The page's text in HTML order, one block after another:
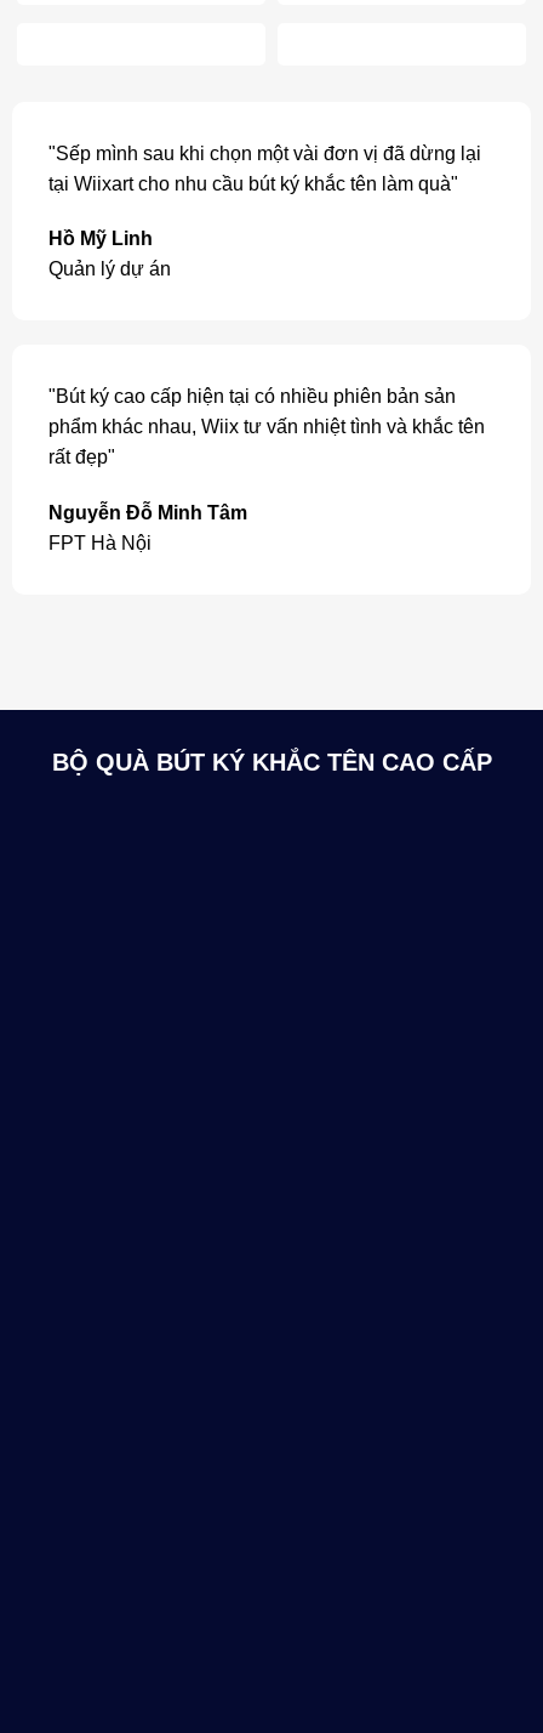
"Sếp mình sau khi chọn một vài đơn vị đã dừng lại
tại Wiixart cho nhu cầu bút ký khắc tên làm quà"
Hồ Mỹ Linh
Quản lý dự án
"Bút ký cao cấp hiện tại có nhiều phiên bản sản
phẩm khác nhau, Wiix tư vấn nhiệt tình và khắc tên
rất đẹp"
Nguyễn Đỗ Minh Tâm
FPT Hà Nội
BỘ QUÀ BÚT KÝ KHẮC TÊN CAO CẤP